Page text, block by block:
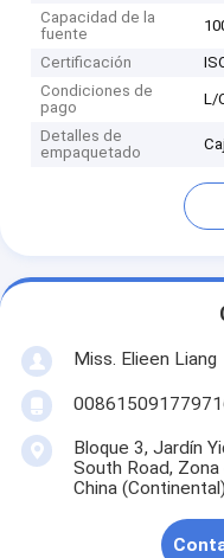
Capacidad de la
fuente
Certificación
Condiciones de
pago
L/
Detalles de
empaquetado
Miss. Elieen Liang
Bloque 3, Jardín
South Road, Zona
China (Continental)